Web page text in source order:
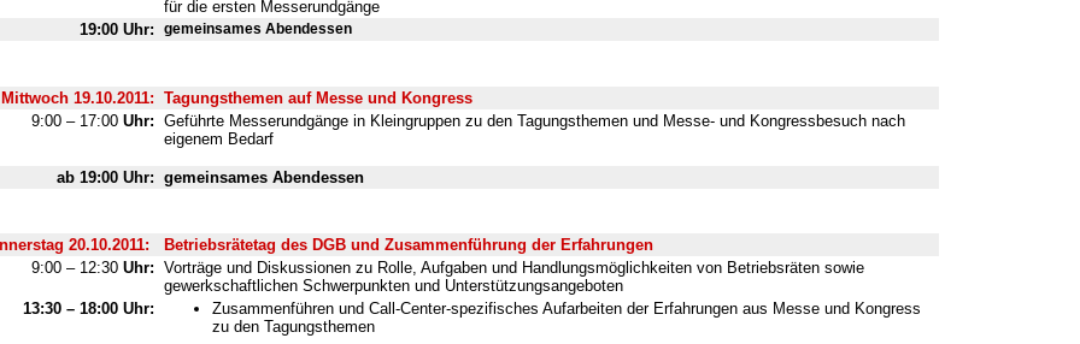
für die ersten Messerundgänge
19:00 Uhr:
gemeinsames Abendessen
Mittwoch 19.10.2011: Tagungsthemen auf Messe und Kongress
9:00 – 17:00 Uhr: Geführte Messerundgänge in Kleingruppen zu den Tagungsthemen und Messe- und Kongressbesuch nach
eigenem Bedarf
ab 19:00 Uhr: gemeinsames Abendessen
20.10.2011:
Betriebsrätetag des DGB und Zusammenführung der Erfahrungen
9:00 – 12:30 Uhr: Vorträge und Diskussionen zu Rolle, Aufgaben und Handlungsmöglichkeiten von Betriebsräten sowie
gewerkschaftlichen Schwerpunkten und Unterstützungsangeboten
13:30 – 18:00 Uhr:
Zusammenführen und Call-Center-spezifisches Aufarbeiten der Erfahrungen aus Messe und Kongress
zu den Tagungsthemen